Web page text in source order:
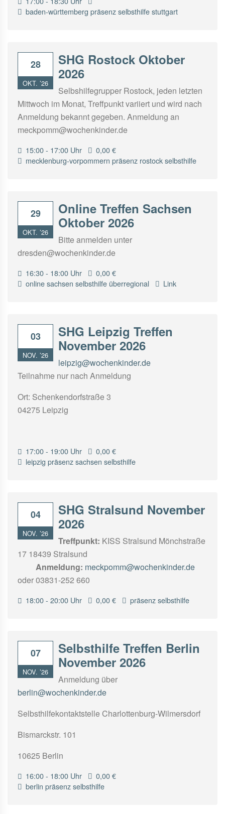
baden-württemberg präsenzselbsthilfestuttgart
28
OKT. ’26
SHG Rostock Oktober
2026
Selbshilfegrupper Rostock, jeden letzten
Mittwoch im Monat, Treffpunkt variiert und wird nach
Anmeldung bekannt gegeben. Anmeldung an
meckpomm@wochenkinder.de
15:00 - 17:00 Uhr
0,00 €
mecklenburg-vorpommern präsenz rostockselbsthilfe
29
OKT. ’26
Online Treffen Sachsen
Oktober 2026
Bitte anmelden unter
dresden@wochenkinder.de
16:30 - 18:00 Uhr
0,00 €
onlinesachsen selbsthilfe überregional Link
03
NOV. ’26
SHG Leipzig Treffen
November 2026
leipzig@wochenkinder.de
Teilnahme nur nach Anmeldung
Ort: Schenkendorfstraße 3
04275 Leipzig
17:00 - 19:00 Uhr
0,00 €
leipzig präsenzsachsen selbsthilfe
04
NOV. ’26
SHG Stralsund November
2026
Treffpunkt: KISS Stralsund Mönchstraße
17 18439 Stralsund
Anmeldung: meckpomm@wochenkinder.de
oder 03831-252 660
18:00 - 20:00 Uhr 0,00 € präsenzselbsthilfe
07
NOV. ’26
Selbsthilfe Treffen Berlin
November 2026
Anmeldung über
berlin@wochenkinder.de
Selbsthilfekontaktstelle Charlottenburg-Wilmersdorf
Bismarckstr. 101
10625 Berlin
16:00 - 18:00 Uhr
0,00 €
berlin präsenzselbsthilfe